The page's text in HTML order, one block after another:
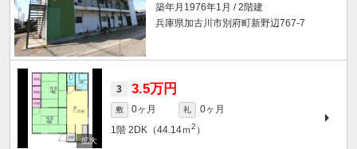
築年月1976年1月 / 2階建
兵庫県加古川市別府町新野辺767-7
3 3.5万円
敷 0ヶ月 礼
0ヶ月
1階 2DK（44.14ｍ2 ）